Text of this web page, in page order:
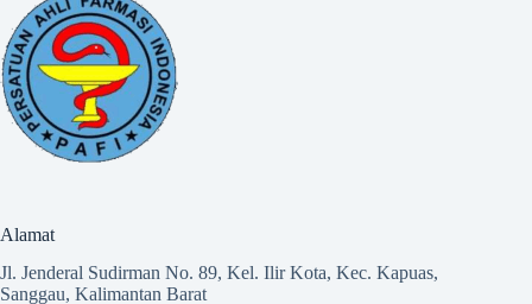
Alamat
Jl. Jenderal Sudirman No. 89, Kel. Ilir Kota, Kec. Kapuas,
Sanggau, Kalimantan Barat